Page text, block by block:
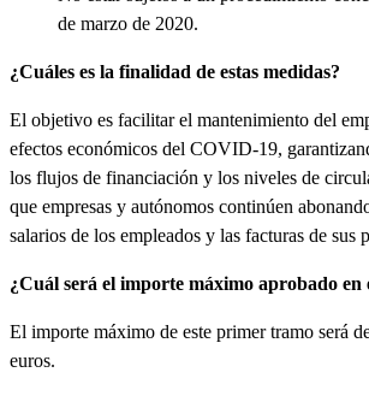
de marzo de 2020.
¿Cuáles es la finalidad de estas medidas?
El objetivo es facilitar el mantenimiento del
efectos económicos del COVID-19,
los flujos de financiación y los niveles de
que empresas y autónomos continúen
salarios de los empleados y las facturas de sus
¿Cuál será el importe máximo aprobado en
El importe máximo de este primer tramo será
euros.